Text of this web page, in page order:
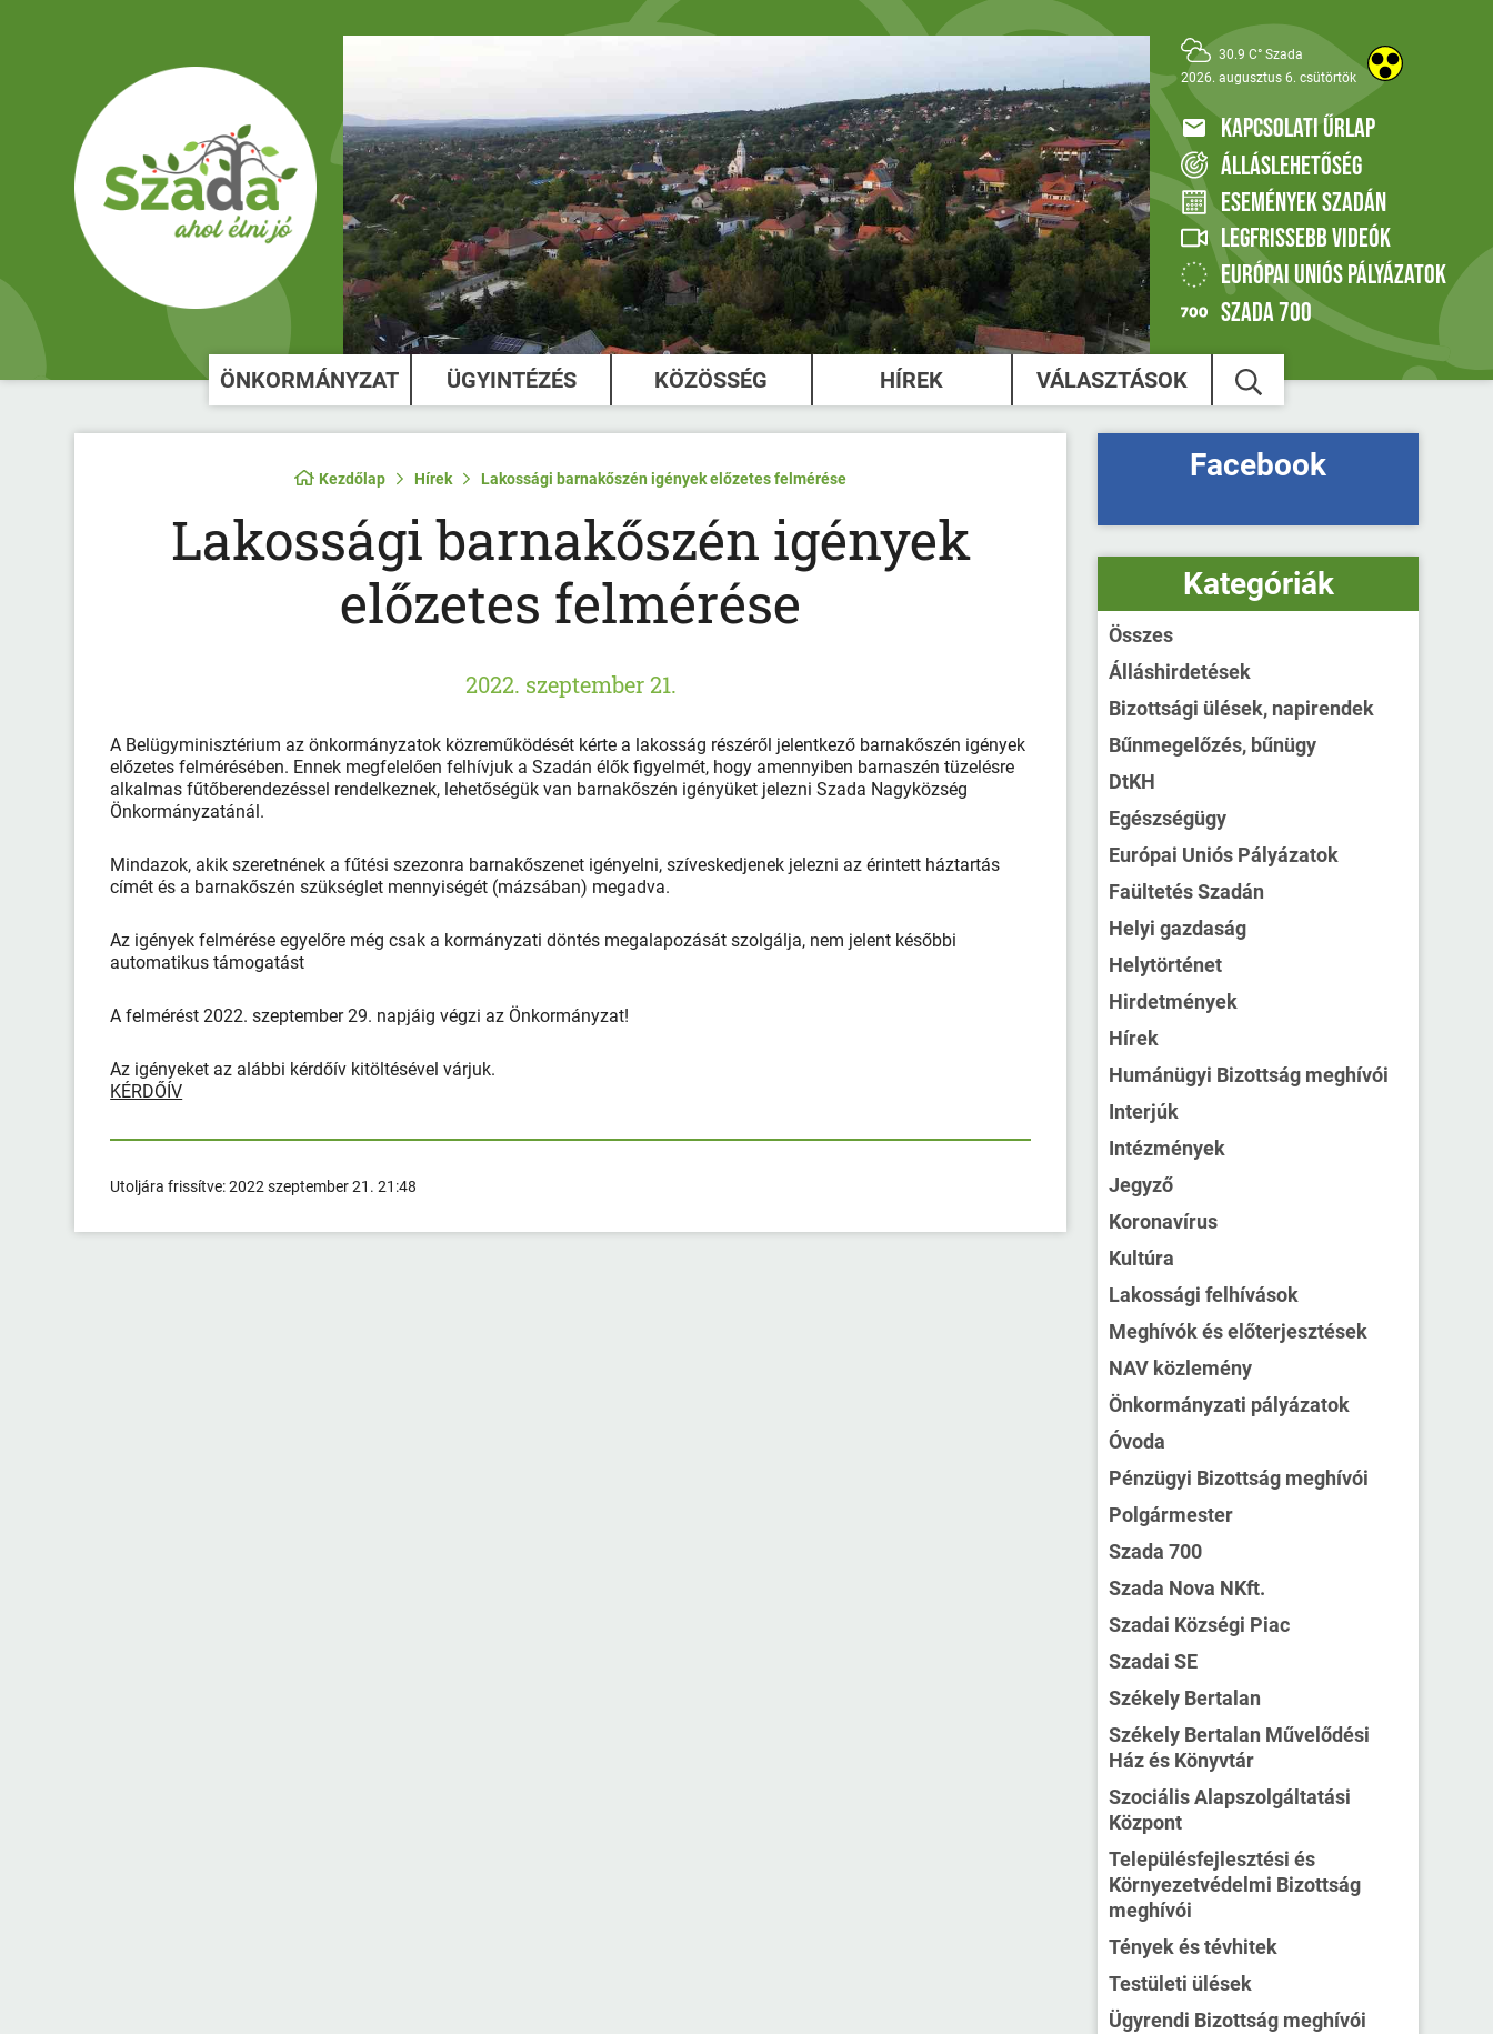
30.9 C° Szada
2026. augusztus 6. csütörtök
KAPCSOLATI ŰRLAP
ÁLLÁSLEHETŐSÉG
ESEMÉNYEK SZADÁN
LEGFRISSEBB VIDEÓK
EURÓPAI UNIÓS PÁLYÁZATOK
SZADA 700
ÖNKORMÁNYZAT ÜGYINTÉZÉS KÖZÖSSÉG HÍREK VÁLASZTÁSOK
Kezdőlap Hírek Lakossági barnakőszén igények előzetes felmérése
Lakossági barnakőszén igények
előzetes felmérése
2022. szeptember 21.
A Belügyminisztérium az önkormányzatok közreműködését kérte a lakosság részéről jelentkező barnakőszén igények
előzetes felmérésében. Ennek megfelelően felhívjuk a Szadán élők figyelmét, hogy amennyiben barnaszén tüzelésre
alkalmas fűtőberendezéssel rendelkeznek, lehetőségük van barnakőszén igényüket jelezni Szada Nagyközség
Önkormányzatánál.
Mindazok, akik szeretnének a fűtési szezonra barnakőszenet igényelni, szíveskedjenek jelezni az érintett háztartás
címét és a barnakőszén szükséglet mennyiségét (mázsában) megadva.
Az igények felmérése egyelőre még csak a kormányzati döntés megalapozását szolgálja, nem jelent későbbi
automatikus támogatást
A felmérést 2022. szeptember 29. napjáig végzi az Önkormányzat!
Az igényeket az alábbi kérdőív kitöltésével várjuk.
KÉRDŐÍV
Utoljára frissítve:2022 szeptember 21. 21:48
Facebook
Kategóriák
Összes
Álláshirdetések
Bizottsági ülések, napirendek
Bűnmegelőzés, bűnügy
DtKH
Egészségügy
Európai Uniós Pályázatok
Faültetés Szadán
Helyi gazdaság
Helytörténet
Hirdetmények
Hírek
Humánügyi Bizottság meghívói
Interjúk
Intézmények
Jegyző
Koronavírus
Kultúra
Lakossági felhívások
Meghívók és előterjesztések
NAV közlemény
Önkormányzati pályázatok
Óvoda
Pénzügyi Bizottság meghívói
Polgármester
Szada 700
Szada Nova NKft.
Szadai Községi Piac
Szadai SE
Székely Bertalan
Székely Bertalan Művelődési
Ház és Könyvtár
Szociális Alapszolgáltatási
Központ
Településfejlesztési és
Környezetvédelmi Bizottság
meghívói
Tények és tévhitek
Testületi ülések
Ügyrendi Bizottság meghívói